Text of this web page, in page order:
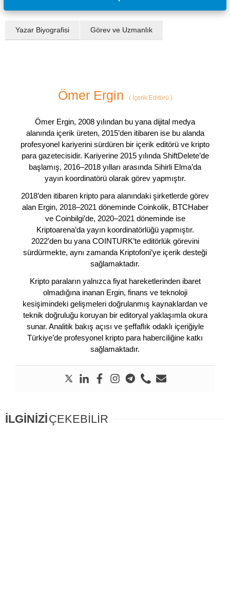
Yazar Biyografisi Görev ve Uzmanlık
Ömer Ergin (İçerik Editörü )
Ömer Ergin, 2008 yılından bu yana dijital medya
alanında içerik üreten, 2015’den itibaren ise bu alanda
profesyonel kariyerini sürdüren bir içerik editörü ve kripto
para gazetecisidir. Kariyerine 2015 yılında ShiftDelete’de
başlamış, 2016–2018 yılları arasında Sihirli Elma’da
yayın koordinatörü olarak görev yapmıştır.
2018’den itibaren kripto para alanındaki şirketlerde görev
alan Ergin, 2018–2021 döneminde Coinkolik, BTCHaber
ve Coinbilgi’de, 2020–2021 döneminde ise
Kriptoarena’da yayın koordinatörlüğü yapmıştır.
2022’den bu yana COINTURK’te editörlük görevini
sürdürmekte, aynı zamanda Kriptofoni’ye içerik desteği
sağlamaktadır.
Kripto paraların yalnızca fiyat hareketlerinden ibaret
olmadığına inanan Ergin, finans ve teknoloji
kesişimindeki gelişmeleri doğrulanmış kaynaklardan ve
teknik doğruluğu koruyan bir editoryal yaklaşımla okura
sunar. Analitik bakış açısı ve şeffaflık odaklı içeriğiyle
Türkiye’de profesyonel kripto para haberciliğine katkı
sağlamaktadır.
İLGİNİZİÇEKEBİLİR